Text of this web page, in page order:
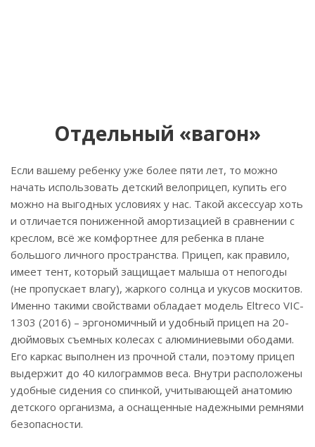
Отдельный «вагон»
Если вашему ребенку уже более пяти лет, то можно
начать использовать детский велоприцеп, купить его
можно на выгодных условиях у нас. Такой аксессуар хоть
и отличается пониженной амортизацией в сравнении с
креслом, всё же комфортнее для ребенка в плане
большого личного пространства. Прицеп, как правило,
имеет тент, который защищает малыша от непогоды
(не пропускает влагу), жаркого солнца и укусов москитов.
Именно такими свойствами обладает модель Eltreco VIC-
1303 (2016) – эргономичный и удобный прицеп на 20-
дюймовых съемных колесах с алюминиевыми ободами.
Его каркас выполнен из прочной стали, поэтому прицеп
выдержит до 40 килограммов веса. Внутри расположены
удобные сидения со спинкой, учитывающей анатомию
детского организма, а оснащенные надежными ремнями
безопасности.